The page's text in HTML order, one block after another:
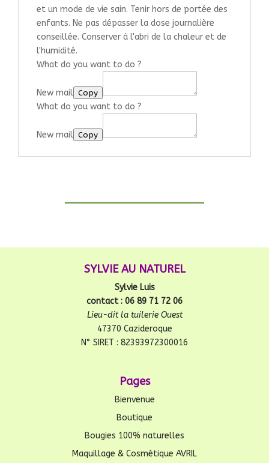
et un mode de vie sain. Tenir hors de portée des
enfants. Ne pas dépasser la dose journalière
conseillée. Conserver à l'abri de la chaleur et de
l'humidité.
What do you want to do ?
New mail Copy
What do you want to do ?
New mail Copy
SYLVIE AU NATUREL
Sylvie Luis
contact : 06 89 71 72 06
Lieu-dit la tuilerie Ouest
47370 Cazideroque
N° SIRET : 82393972300016
Pages
Bienvenue
Boutique
Bougies 100% naturelles
Maquillage & Cosmétique AVRIL